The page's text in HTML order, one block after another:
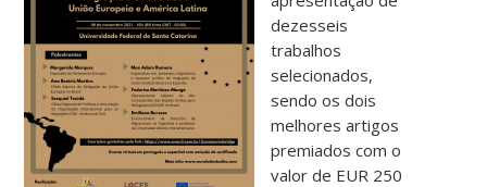
dezesseis
trabalhos
selecionados,
sendo os dois
melhores artigos
premiados com o
valor de EUR 250